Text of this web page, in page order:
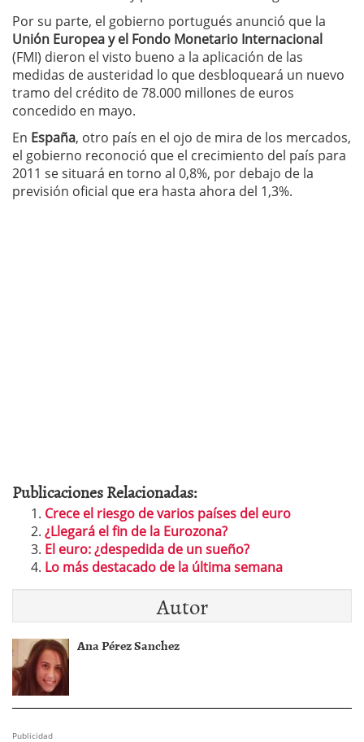
Por su parte, el gobierno portugués anunció que la
Unión Europea y el Fondo Monetario Internacional
(FMI) dieron el visto bueno a la aplicación de las
medidas de austeridad lo que desbloqueará un nuevo
tramo del crédito de 78.000 millones de euros
concedido en mayo.
En España, otro país en el ojo de mira de los mercados,
el gobierno reconoció que el crecimiento del país para
2011 se situará en torno al 0,8%, por debajo de la
previsión oficial que era hasta ahora del 1,3%.
Publicaciones Relacionadas:
Crece el riesgo de varios países del euro
¿Llegará el fin de la Eurozona?
El euro: ¿despedida de un sueño?
Lo más destacado de la última semana
Autor
Ana Pérez Sanchez
Publicidad